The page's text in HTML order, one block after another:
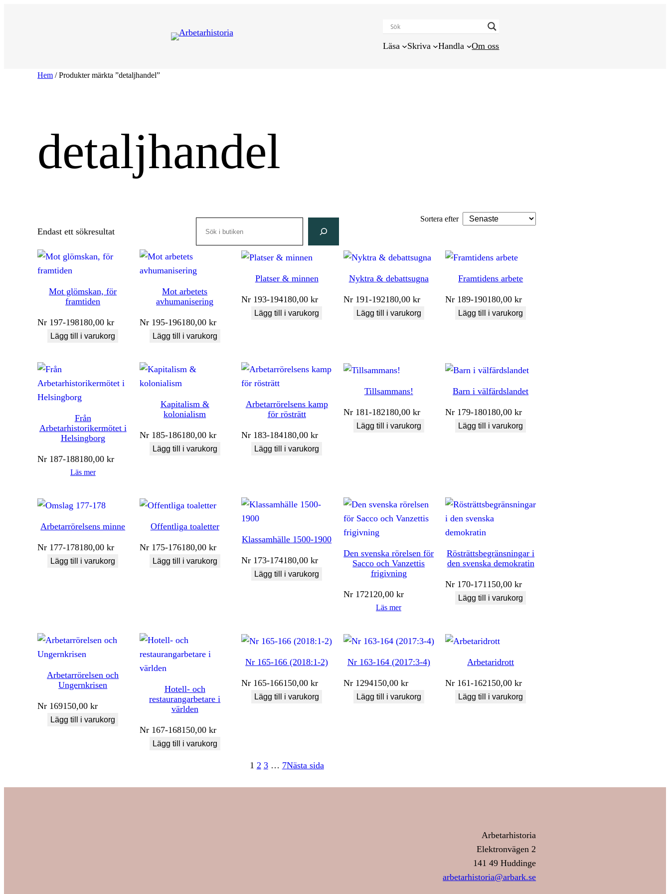
Läsa Skriva Handla Om oss
Hem / Produkter märkta ”detaljhandel”
detaljhandel
Endast ett sökresultat
Sortera efter
Mot glömskan, för
framtiden
Nr 197-198180,00kr
Lägg till i varukorg
Mot arbetets
avhumanisering
Nr 195-196180,00 kr
Lägg till i varukorg
Platser & minnen
Nr 193-194180,00kr
Lägg till i varukorg
Nyktra & debattsugna
Nr 191-192180,00 kr
Lägg till i varukorg
Framtidens arbete
Nr 189-190180,00kr
Lägg till i varukorg
Från
Arbetarhistorikermötet i
Helsingborg
Nr 187-188180,00kr
Läs mer
Kapitalism &
kolonialism
Nr 185-186180,00 kr
Lägg till i varukorg
Arbetarrörelsens kamp
för rösträtt
Nr 183-184180,00kr
Lägg till i varukorg
Tillsammans!
Nr 181-182180,00 kr
Lägg till i varukorg
Barn i välfärdslandet
Nr 179-180180,00kr
Lägg till i varukorg
Arbetarrörelsens minne
Nr 177-178180,00kr
Lägg till i varukorg
Offentliga toaletter
Nr 175-176180,00 kr
Lägg till i varukorg
Klassamhälle 1500-1900
Nr 173-174180,00kr
Lägg till i varukorg
Den svenska rörelsen för
Sacco och Vanzettis
frigivning
Nr 172120,00 kr
Läs mer
Rösträttsbegränsningar i
den svenska demokratin
Nr 170-171150,00kr
Lägg till i varukorg
Arbetarrörelsen och
Ungernkrisen
Nr 169150,00kr
Lägg till i varukorg
Hotell- och
restaurangarbetare i
världen
Nr 167-168150,00 kr
Lägg till i varukorg
Nr 165-166 (2018:1-2)
Nr 165-166150,00kr
Lägg till i varukorg
Nr 163-164 (2017:3-4)
Nr 1294150,00 kr
Lägg till i varukorg
Arbetaridrott
Nr 161-162150,00kr
Lägg till i varukorg
1 2 3 … 7Nästa sida
Arbetarhistoria
Elektronvägen 2
141 49 Huddinge
arbetarhistoria@arbark.se